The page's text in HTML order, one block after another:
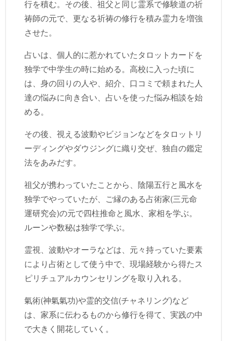
行を積む。その後、祖父と同じ霊系で修験道の祈
祷師の元で、更なる祈祷の修行を積み霊力を増強
させた。
占いは、個人的に惹かれていたタロットカードを
独学で中学生の時に始める。高校に入った頃に
は、身の回りの人や、紹介、口コミで頼まれた人
達の悩みに向き合い、占いを使った悩み相談を始
める。
その後、視える波動やビジョンなどをタロットリ
ーディングやダウジングに織り交ぜ、独自の鑑定
法をあみだす。
祖父が携わっていたことから、陰陽五行と風水を
独学でやっていたが、ご縁のある占術家(三元命
運研究会)の元で四柱推命と風水、家相を学ぶ。
ルーンや数秘は独学で学ぶ。
霊視、波動やオーラなどは、元々持っていた要素
により占術として使う中で、現場経験から得たス
ピリチュアルカウンセリングを取り入れる。
氣術(神氣氣功)や霊的交信(チャネリング)など
は、家系に伝わるものから修行を得て、実践の中
で大きく開花していく。